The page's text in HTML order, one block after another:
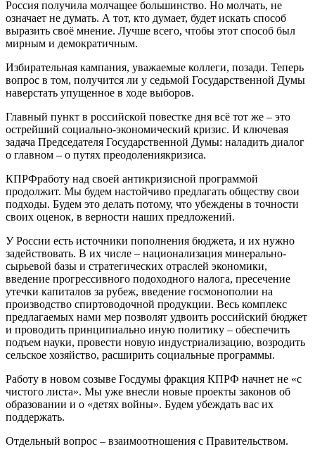
Россия получила молчащее большинство. Но молчать, не
означает не думать. А тот, кто думает, будет искать способ
выразить своё мнение. Лучше всего, чтобы этот способ был
мирным и демократичным.
Избирательная кампания, уважаемые коллеги, позади. Теперь
вопрос в том, получится ли у седьмой Государственной Думы
наверстать упущенное в ходе выборов.
Главный пункт в российской повестке дня всё тот же – это
острейший социально-экономический кризис. И ключевая
задача Председателя Государственной Думы: наладить диалог
о главном – о путях преодолениякризиса.
КПРФработу над своей антикризисной программой
продолжит. Мы будем настойчиво предлагать обществу свои
подходы. Будем это делать потому, что убеждены в точности
своих оценок, в верности наших предложений.
У России есть источники пополнения бюджета, и их нужно
задействовать. В их числе – национализация минерально-
сырьевой базы и стратегических отраслей экономики,
введение прогрессивного подоходного налога, пресечение
утечки капиталов за рубеж, введение госмонополии на
производство спиртоводочной продукции. Весь комплекс
предлагаемых нами мер позволят удвоить российский бюджет
и проводить принципиально иную политику – обеспечить
подъем науки, провести новую индустриализацию, возродить
сельское хозяйство, расширить социальные программы.
Работу в новом созыве Госдумы фракция КПРФ начнет не «с
чистого листа». Мы уже внесли новые проекты законов об
образовании и о «детях войны». Будем убеждать вас их
поддержать.
Отдельный вопрос – взаимоотношения с Правительством.